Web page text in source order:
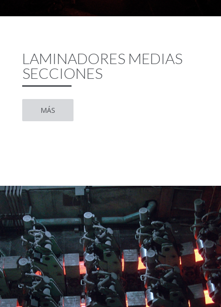
LAMINADORES MEDIAS
SECCIONES
MÁS